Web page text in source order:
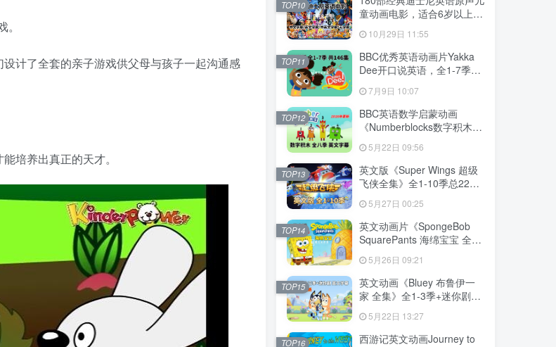
计了全套的亲子游戏供父母与孩子一起沟通感
培养出真正的天才。
童动画电影，适合6岁以上，
720P高清电影视频带中英文
字幕，百度网盘下载！
10月29日 11:55
TOP10
BBC优秀英语动画片Yakka
Dee开口说英语，全1-7季总
英文字幕，百度网盘下载！
7月9日 10:07
TOP11
BBC英语数学启蒙动画
《Numberblocks数字积木》
198集，1080P高清视频带英
文字幕，带配套音频MP3，
百度网盘下载！
5月22日 09:56
TOP12
英文版《Super Wings 超级
飞侠全集》全1-10季总224
字幕，带配套音频MP3，百
度网盘下载！
5月27日 00:25
TOP13
英文动画片《SpongeBob
SquarePants 海绵宝宝 全
清视频带英文字幕，百度网
盘下载！
5月26日 09:21
TOP14
英文动画《Bluey 布鲁伊一
家 全集》全1-3季+迷你剧共
文字幕，送音频MP3，百度
网盘下载！
5月22日 13:27
TOP15
西游记英文动画Journey to
TOP16